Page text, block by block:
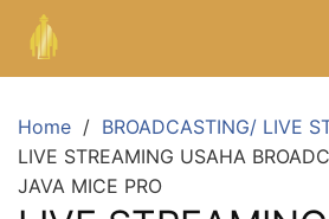
Home
BROADCASTING/ LIVE
LIVE STREAMING USAHA
JAVA MICE PRO